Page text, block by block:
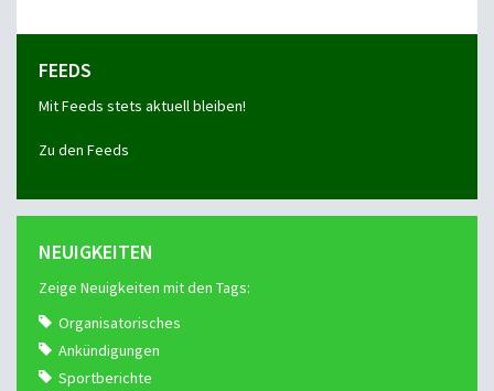
FEEDS
Mit Feeds stets aktuell bleiben!
Zu den Feeds
NEUIGKEITEN
Zeige Neuigkeiten mit den Tags:
Organisatorisches
Ankündigungen
Sportberichte